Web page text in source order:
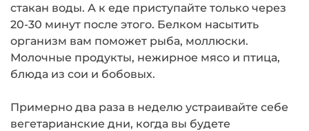
стакан воды. А к еде приступайте только через
20-30 минут после этого. Белком насытить
организм вам поможет рыба, моллюски.
Молочные продукты, нежирное мясо и птица,
блюда из сои и бобовых.
Примерно два раза в неделю устраивайте себе
вегетарианские дни, когда вы будете